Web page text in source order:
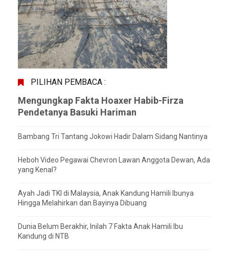
PILIHAN PEMBACA :
Mengungkap Fakta Hoaxer Habib-Firza
Pendetanya Basuki Hariman
Bambang Tri Tantang Jokowi Hadir Dalam Sidang Nantinya
Heboh Video Pegawai Chevron Lawan Anggota Dewan, Ada
yang Kenal?
Ayah Jadi TKI di Malaysia, Anak Kandung Hamili Ibunya
Hingga Melahirkan dan Bayinya Dibuang
Dunia Belum Berakhir, Inilah 7 Fakta Anak Hamili Ibu
Kandung di NTB